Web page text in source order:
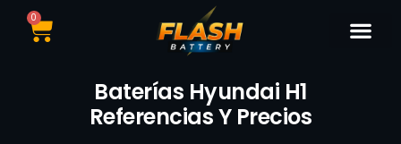
0
Baterías Hyundai H1
Referencias Y Precios